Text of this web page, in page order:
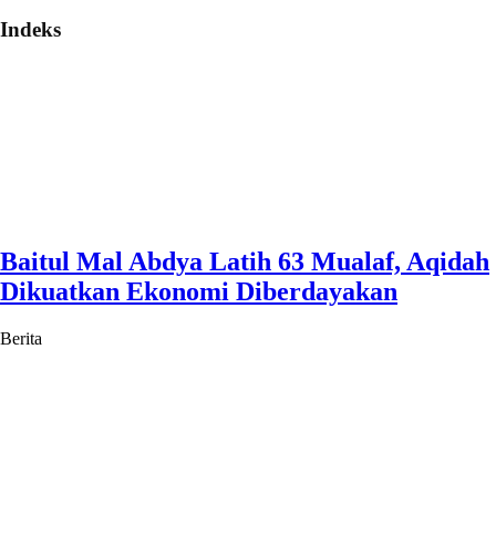
Indeks
Baitul Mal Abdya Latih 63 Mualaf, Aqidah
Dikuatkan Ekonomi Diberdayakan
Berita